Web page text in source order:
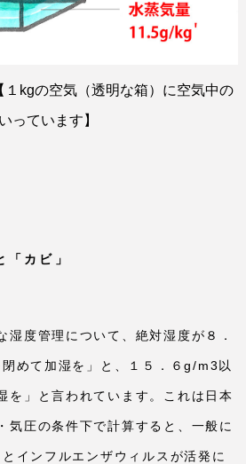
１ kgの空気（透明な箱）に空気中の
っています】
「カビ」
湿度管理について、絶対湿度が８．
めて加湿を」と、１５．６g/m3 以
を」と言われています。これは日本
気圧の条件下で計算すると、一般に
インフルエンザウィルスが活発に